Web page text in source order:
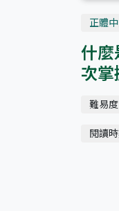
正體
什麼
次掌
難易度
閱讀